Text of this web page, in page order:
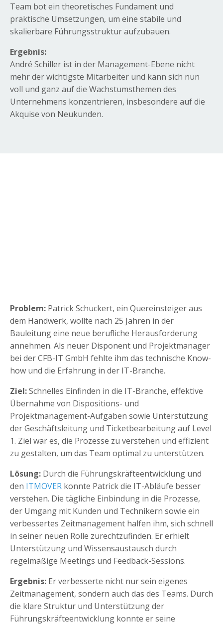
Team bot ein theoretisches Fundament und
praktische Umsetzungen, um eine stabile und
skalierbare Führungsstruktur aufzubauen.
Ergebnis:
André Schiller ist in der Management-Ebene nicht
mehr der wichtigste Mitarbeiter und kann sich nun
voll und ganz auf die Wachstumsthemen des
Unternehmens konzentrieren, insbesondere auf die
Akquise von Neukunden.
Problem: Patrick Schuckert, ein Quereinsteiger aus
dem Handwerk, wollte nach 25 Jahren in der
Bauleitung eine neue berufliche Herausforderung
annehmen. Als neuer Disponent und Projektmanager
bei der CFB-IT GmbH fehlte ihm das technische Know-
how und die Erfahrung in der IT-Branche.
Ziel:Schnelles Einfinden in die IT-Branche, effektive
Übernahme von Dispositions- und
Projektmanagement-Aufgaben sowie Unterstützung
der Geschäftsleitung und Ticketbearbeitung auf Level
1. Ziel war es, die Prozesse zu verstehen und effizient
zu gestalten, um das Team optimal zu unterstützen.
Lösung: Durch die Führungskräfteentwicklung und
den ITMOVER konnte Patrick die IT-Abläufe besser
verstehen. Die tägliche Einbindung in die Prozesse,
der Umgang mit Kunden und Technikern sowie ein
verbessertes Zeitmanagement halfen ihm, sich schnell
in seiner neuen Rolle zurechtzufinden. Er erhielt
Unterstützung und Wissensaustausch durch
regelmäßige Meetings und Feedback-Sessions.
Ergebnis: Er verbesserte nicht nur sein eigenes
Zeitmanagement, sondern auch das des Teams. Durch
die klare Struktur und Unterstützung der
Führungskräfteentwicklung konnte er seine